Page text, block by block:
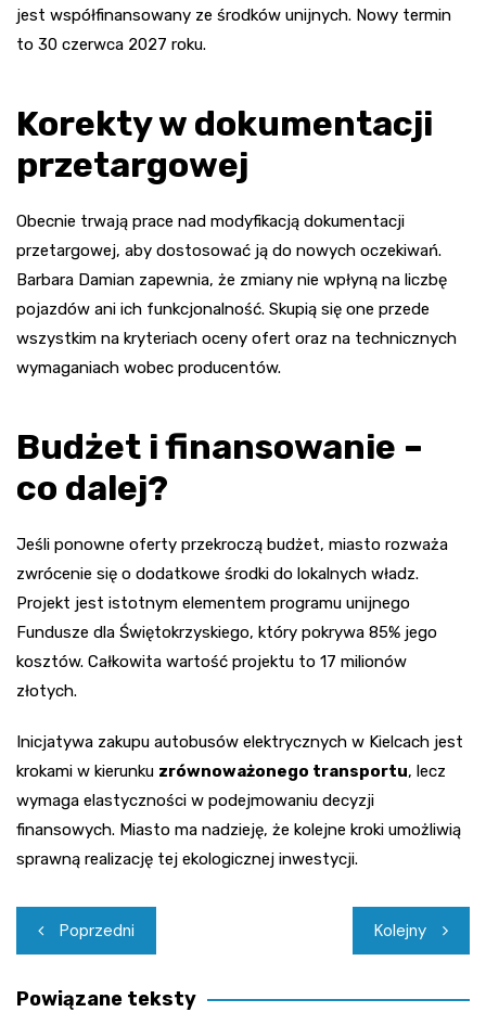
jest współfinansowany ze środków unijnych. Nowy termin
to 30 czerwca 2027 roku.
Korekty w dokumentacji
przetargowej
Obecnie trwają prace nad modyfikacją dokumentacji
przetargowej, aby dostosować ją do nowych oczekiwań.
Barbara Damian zapewnia, że zmiany nie wpłyną na liczbę
pojazdów ani ich funkcjonalność. Skupią się one przede
wszystkim na kryteriach oceny ofert oraz na technicznych
wymaganiach wobec producentów.
Budżet i finansowanie –
co dalej?
Jeśli ponowne oferty przekroczą budżet, miasto rozważa
zwrócenie się o dodatkowe środki do lokalnych władz.
Projekt jest istotnym elementem programu unijnego
Fundusze dla Świętokrzyskiego, który pokrywa 85% jego
kosztów. Całkowita wartość projektu to 17 milionów
złotych.
Inicjatywa zakupu autobusów elektrycznych w Kielcach jest
krokami w kierunku zrównoważonego transportu, lecz
wymaga elastyczności w podejmowaniu decyzji
finansowych. Miasto ma nadzieję, że kolejne kroki umożliwią
sprawną realizację tej ekologicznej inwestycji.
Nawigacja
wpisu
Poprzedni Kolejny
Powiązane teksty